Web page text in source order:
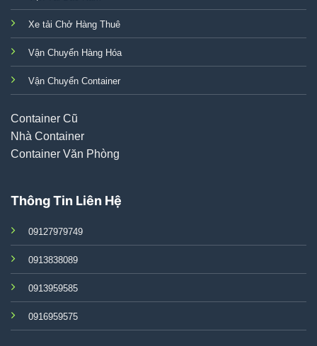
Xe tải Chở Hàng Thuê
Vận Chuyển Hàng Hóa
Vận Chuyển Container
Container Cũ
Nhà Container
Container Văn Phòng
Thông Tin Liên Hệ
09127979749
0913838089
0913959585
0916959575